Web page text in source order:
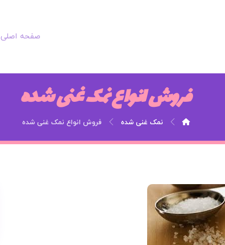
صفحه اصلی
فروش انواع نمک غنی شده
نمک غنی شده فروش انواع نمک غنی شده